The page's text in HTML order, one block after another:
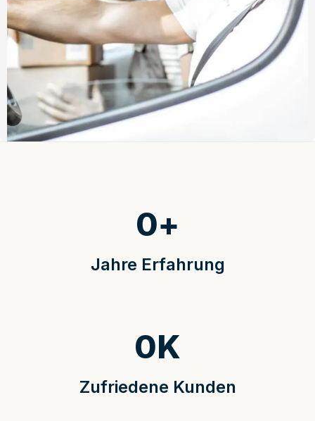
Jahre Erfahrung
0+
Zufriedene Kunden
0K